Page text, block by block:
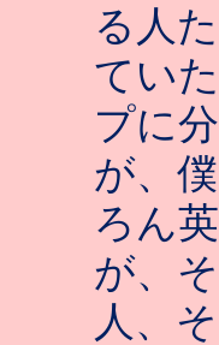
る人
てい
プに
が、
ろん
が、
人、